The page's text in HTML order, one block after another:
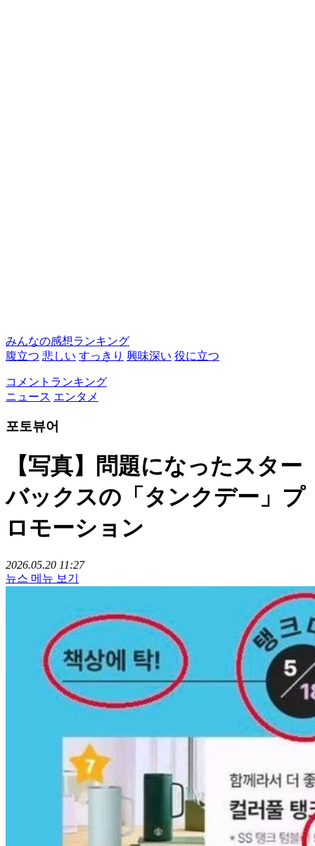
みんなの感想ランキング
腹立つ 悲しい すっきり 興味深い 役に立つ
コメントランキング
ニュース エンタメ
포토뷰어
【写真】問題になったスター
バックスの「タンクデー」プ
ロモーション
2026.05.20 11:27
뉴스 메뉴 보기